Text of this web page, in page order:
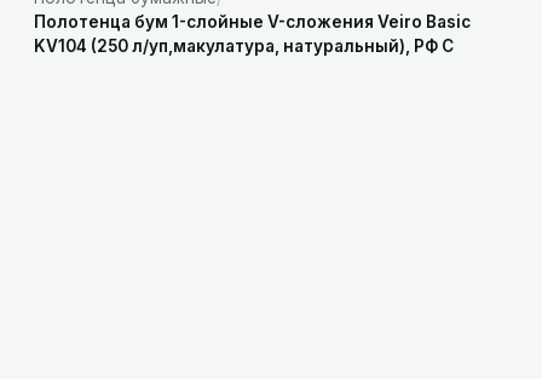
Полотенца бум 1-слойные V-сложения Veiro Basic
KV104 (250 л/уп,макулатура, натуральный), РФ С